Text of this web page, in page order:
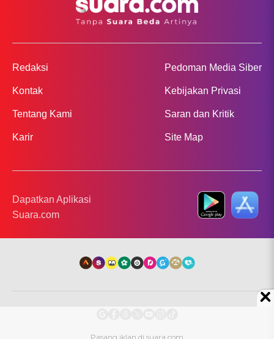
Redaksi
Kontak
Tentang Kami
Karir
Pedoman Media Siber
Kebijakan Privasi
Saran dan Kritik
Site Map
Dapatkan Aplikasi
Suara.com